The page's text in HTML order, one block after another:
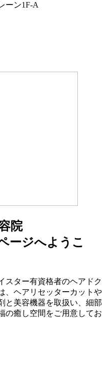
ーン1F‐A
院
ージへようこ
スター有資格者のヘアドク
、ヘアリセッターカットや
と美容機器を取扱い、細部
の癒し空間をご用意してお